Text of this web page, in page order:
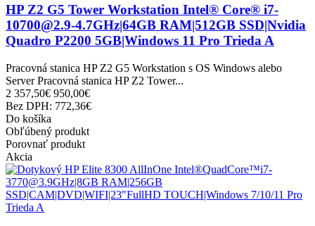
HP Z2 G5 Tower Workstation Intel® Core® i7-
10700@2.9-4.7GHz|64GB RAM|512GB SSD|Nvidia
Quadro P2200 5GB|Windows 11 Pro Trieda A
Pracovná stanica HP Z2 G5 Workstation s OS Windows alebo
Server Pracovná stanica HP Z2 Tower...
2 357,50€ 950,00€
Bez DPH: 772,36€
Do košíka
Obľúbený produkt
Porovnať produkt
Akcia